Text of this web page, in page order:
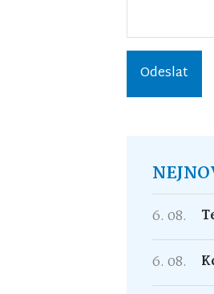
Odeslat
6. 08.
6. 08.